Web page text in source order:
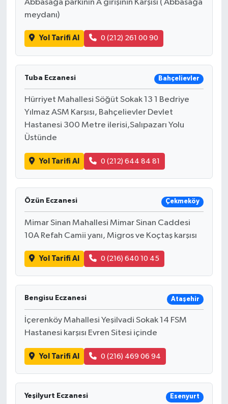
Abbasağa parkının A girişinin Karşısı ( Abbasağa
meydanı)
Yol Tarifi Al 0 (212) 261 00 90
Tuba Eczanesi Bahçelievler
Hürriyet Mahallesi Söğüt Sokak 13 1 Bedriye
Yılmaz ASM Karşısı, Bahçelievler Devlet
Hastanesi 300 Metre ilerisi,Salıpazarı Yolu
Üstünde
Yol Tarifi Al 0 (212) 644 84 81
Özün Eczanesi Çekmeköy
Mimar Sinan Mahallesi Mimar Sinan Caddesi
10A Refah Camii yanı, Migros ve Koçtaş karşısı
Yol Tarifi Al 0 (216) 640 10 45
Bengisu Eczanesi Ataşehir
İçerenköy Mahallesi Yeşilvadi Sokak 14 FSM
Hastanesi karşısı Evren Sitesi içinde
Yol Tarifi Al 0 (216) 469 06 94
Yeşilyurt Eczanesi Esenyurt